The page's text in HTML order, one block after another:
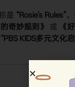
是 “Rosie's Rules”
的奇妙规则》 ​ 或 《
“PBS KIDS多元文化